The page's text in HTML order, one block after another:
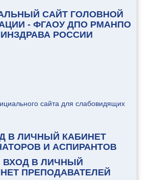
САЙТ ГОЛОВНОЙ
- ФГАОУ ДПО РМАНПО
РОССИИ
сайта для слабовидящих
В ЛИЧНЫЙ КАБИНЕТ
И АСПИРАНТОВ
ВХОД В ЛИЧНЫЙ
ПРЕПОДАВАТЕЛЕЙ